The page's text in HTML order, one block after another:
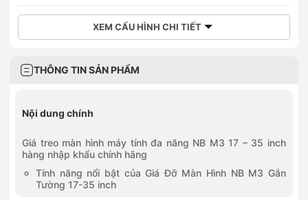
XEM CẤU HÌNH CHI TIẾT
THÔNG TIN SẢN PHẨM
Nội dung chính
Giá treo màn hình máy tính đa năng NB M3 17 – 35 inch
hàng nhập khẩu chính hãng
Tính năng nổi bật của Giá Đỡ Màn Hình NB M3 Gắn
Tường 17-35 inch